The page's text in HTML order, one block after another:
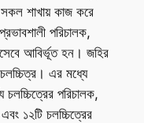
সকল শাখায় কাজ করে
পরিচালক,
আবির্ভূত হন। জহির
চলচ্চিত্র। এর মধ্যে
চলচ্চিত্রের পরিচালক,
১২টি চলচ্চিত্রের